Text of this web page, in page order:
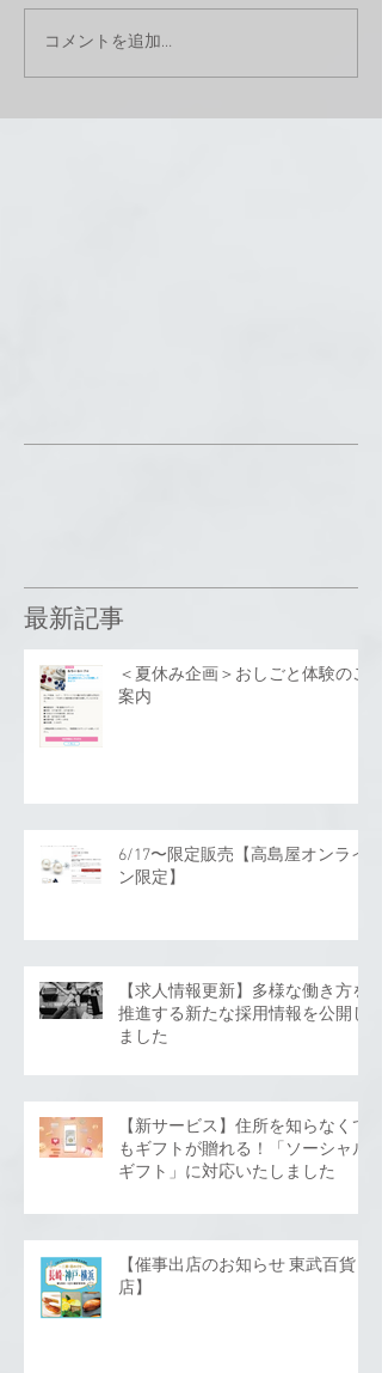
コメントを追加…
最新記事
＜夏休み企画＞おしごと体験のご
案内
6/17〜限定販売【高島屋オンライ
ン限定】
【求人情報更新】多様な働き方を
推進する新たな採用情報を公開し
ました
【新サービス】住所を知らなくて
もギフトが贈れる！「ソーシャル
ギフト」に対応いたしました
【催事出店のお知らせ 東武百貨
店】